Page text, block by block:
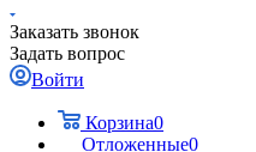
Заказать звонок
Задать вопрос
Войти
Корзина0
Отложенные0